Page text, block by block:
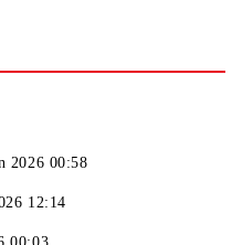
2026 00:58
12:14